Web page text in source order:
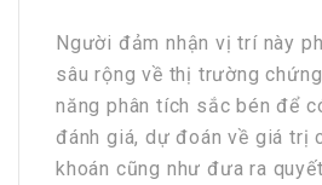
Người đảm nhận vị trí này
sâu rộng về thị trường
năng phân tích sắc bén để
đánh giá, dự đoán về giá trị
khoán cũng như đưa ra